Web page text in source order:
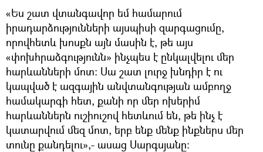
«Ես շատ վտանգավոր եմ համարում
իրադարձությունների այսպիսի զարգացումը,
որովհետև խոսքն այն մասին է, թե այս
«փոխհրաձգությունն» ինչպես է ընկալվելու մեր
հարևանների մոտ։ Սա շատ լուրջ խնդիր է ու
կապված է ազգային անվտանգության ամբողջ
համակարգի հետ, քանի որ մեր ոխերիմ
հարևաններն ուշիուշով հետևում են, թե ինչ է
կատարվում մեզ մոտ, երբ ենք մենք ինքներս մեր
տունը քանդելու»,- ասաց Սարգսյանը։